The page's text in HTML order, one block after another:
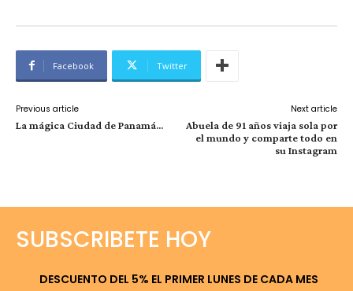
Facebook Twitter
Previous article
La mágica Ciudad de Panamá…
Next article
Abuela de 91 años viaja sola por
el mundo y comparte todo en
su Instagram
SUBSCRIBETE HOY
DESCUENTO DEL 5% EL PRIMER LUNES DE CADA MES